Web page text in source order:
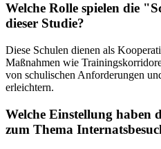
Welche Rolle spielen die
dieser Studie?
Diese Schulen dienen als
Maßnahmen wie
von schulischen Anforderungen
erleichtern.
Welche Einstellung haben
zum Thema